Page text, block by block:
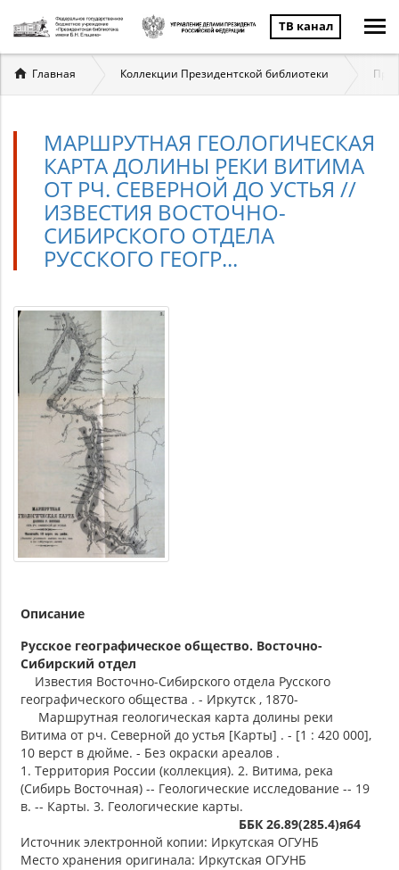
ТВ канал
Вы
здесь
Главная Коллекции Президентской библиотеки
МАРШРУТНАЯ ГЕОЛОГИЧЕСКАЯ
КАРТА ДОЛИНЫ РЕКИ ВИТИМА
ОТ РЧ. СЕВЕРНОЙ ДО УСТЬЯ //
ИЗВЕСТИЯ ВОСТОЧНО-
СИБИРСКОГО ОТДЕЛА
РУССКОГО ГЕОГР...
Описание
Русское географическое общество. Восточно-
Сибирский отдел
Известия Восточно-Сибирского отдела Русского
географического общества . - Иркутск , 1870-
Маршрутная геологическая карта долины реки
Витима от рч. Северной до устья [Карты] . - [1 : 420 000],
10 верст в дюйме. - Без окраски ареалов .
1. Территория России (коллекция). 2. Витима, река
(Сибирь Восточная) -- Геологические исследование -- 19
в. -- Карты. 3. Геологические карты.
ББК 26.89(285.4)я64
Источник электронной копии: Иркутская ОГУНБ
Место хранения оригинала: Иркутская ОГУНБ